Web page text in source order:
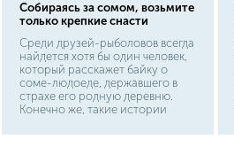
Собираясь за сомом, возьмите
только крепкие снасти
Среди друзей-рыболовов всегда
найдется хотя бы один человек,
который расскажет байку о
соме-людоеде, державшего в
страхе его родную деревню.
Конечно же, такие истории
лучшем случае этот